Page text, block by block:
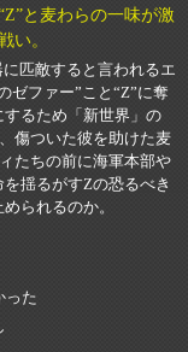
と麦わらの一味が激
い。
匹敵すると言われるエ
ゼファー”こと“Z”に奪
るため「新世界」の
傷ついた彼を助けた麦
たちの前に海軍本部や
揺るがすZの恐るべき
られるのか。
った